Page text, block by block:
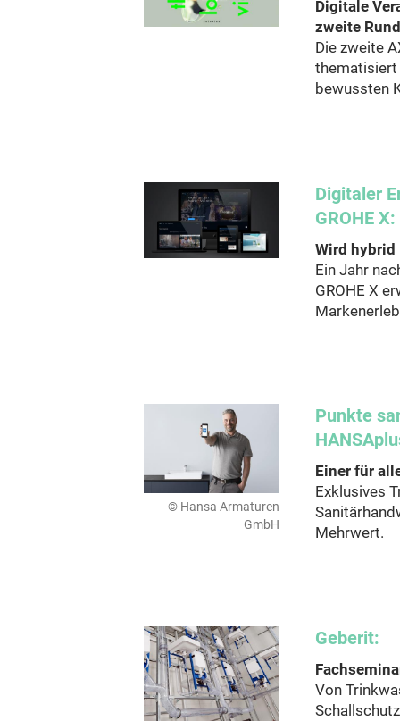
Digitale
zweite
Die zweite
thematisiert
bewussten
Digitaler
GROHE X:
Wird hybrid
Ein Jahr
GROHE X
© Hansa Armaturen
GmbH
Punkte
Einer für
Exklusives
Mehrwert.
Geberit:
Von